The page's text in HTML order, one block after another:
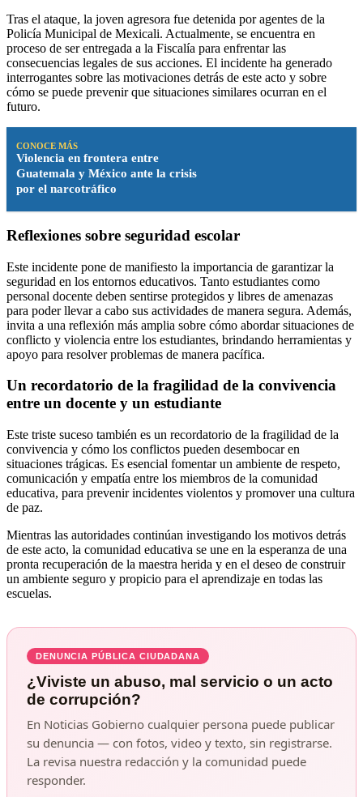
Tras el ataque, la joven agresora fue detenida por agentes de la
Policía Municipal de Mexicali. Actualmente, se encuentra en
proceso de ser entregada a la Fiscalía para enfrentar las
consecuencias legales de sus acciones. El incidente ha generado
interrogantes sobre las motivaciones detrás de este acto y sobre
cómo se puede prevenir que situaciones similares ocurran en el
futuro.
CONOCE MÁS
Violencia en frontera entre
Guatemala y México ante la crisis
por el narcotráfico
Reflexiones sobre seguridad escolar
Este incidente pone de manifiesto la importancia de garantizar la
seguridad en los entornos educativos. Tanto estudiantes como
personal docente deben sentirse protegidos y libres de amenazas
para poder llevar a cabo sus actividades de manera segura. Además,
invita a una reflexión más amplia sobre cómo abordar situaciones de
conflicto y violencia entre los estudiantes, brindando herramientas y
apoyo para resolver problemas de manera pacífica.
Un recordatorio de la fragilidad de la convivencia
entre un docente y un estudiante
Este triste suceso también es un recordatorio de la fragilidad de la
convivencia y cómo los conflictos pueden desembocar en
situaciones trágicas. Es esencial fomentar un ambiente de respeto,
comunicación y empatía entre los miembros de la comunidad
educativa, para prevenir incidentes violentos y promover una cultura
de paz.
Mientras las autoridades continúan investigando los motivos detrás
de este acto, la comunidad educativa se une en la esperanza de una
pronta recuperación de la maestra herida y en el deseo de construir
un ambiente seguro y propicio para el aprendizaje en todas las
escuelas.
DENUNCIA PÚBLICA CIUDADANA
¿Viviste un abuso, mal servicio o un acto
de corrupción?
En Noticias Gobierno cualquier persona puede publicar
su denuncia — con fotos, video y texto, sin registrarse.
La revisa nuestra redacción y la comunidad puede
responder.